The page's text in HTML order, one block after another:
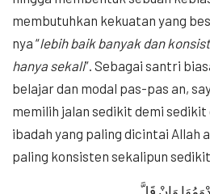
membutuhkan kekuatan yang
nya “lebih baik banyak dan
hanya sekali”. Sebagai santri
belajar dan modal pas-pas an,
memilih jalan sedikit demi
ibadah yang paling dicintai Allah
paling konsisten sekalipun sedikit.
وَإِنْ قَلَّ